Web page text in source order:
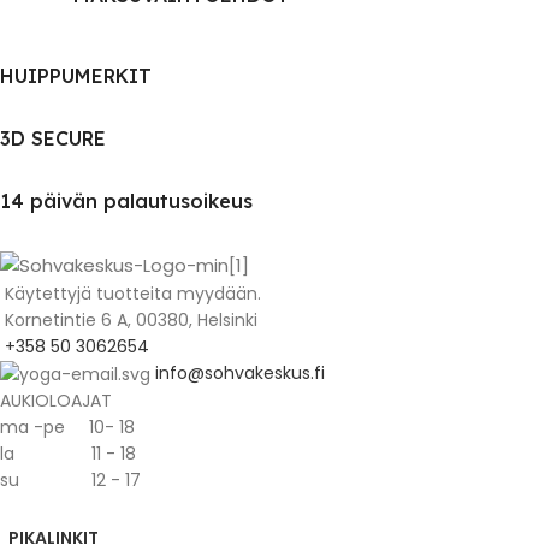
HUIPPUMERKIT
3D SECURE
14 päivän palautusoikeus
Käytettyjä tuotteita myydään.
Kornetintie 6 A, 00380, Helsinki
+358 50 3062654
info@sohvakeskus.fi
AUKIOLOAJAT
ma -pe 10- 18
la 11 - 18
su 12 - 17
PIKALINKIT